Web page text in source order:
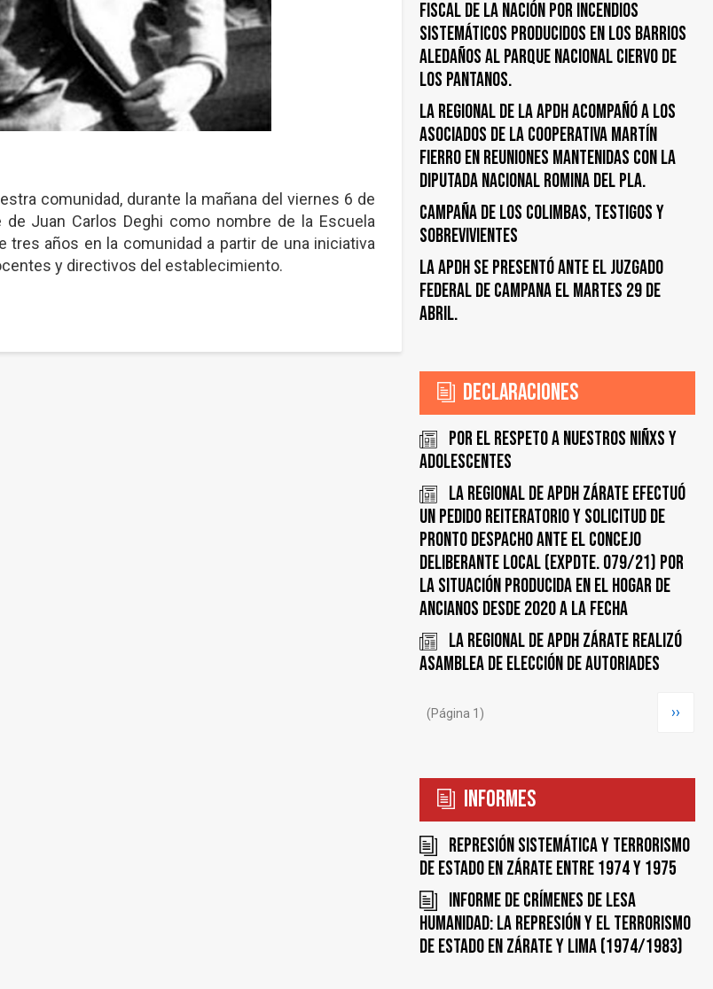
comunidad, durante la mañana del viernes 6 de
Juan Carlos Deghi como nombre de la Escuela
tres años en la comunidad a partir de una iniciativa
y directivos del establecimiento.
FISCAL DE LA NACIÓN POR INCENDIOS
SISTEMÁTICOS PRODUCIDOS EN LOS BARRIOS
ALEDAÑOS AL PARQUE NACIONAL CIERVO DE
LOS PANTANOS.
LA REGIONAL DE LA APDH ACOMPAÑÓ A LOS
ASOCIADOS DE LA COOPERATIVA MARTÍN
FIERRO EN REUNIONES MANTENIDAS CON LA
DIPUTADA NACIONAL ROMINA DEL PLA.
CAMPAÑA DE LOS COLIMBAS, TESTIGOS y
SOBREVIVIENTES
LA APDH SE PRESENTÓ ANTE EL JUZGADO
FEDERAL DE CAMPANA EL MARTES 29 DE
ABRIL.
Declaraciones
Por el respeto a nuestros Niñxs y
adolescentes
LA REGIONAL DE APDH ZÁRATE EFECTUÓ
UN PEDIDO REITERATORIO Y SOLICITUD DE
PRONTO DESPACHO ANTE EL CONCEJO
DELIBERANTE LOCAL (EXPDTE. 079/21) POR
LA SITUACIÓN PRODUCIDA EN EL HOGAR DE
ANCIANOS DESDE 2020 A LA FECHA
LA REGIONAL DE APDH ZÁRATE REALIZÓ
ASAMBLEA DE ELECCIÓN DE AUTORIADES
(Página 1) ››
Informes
Represión sistemática y terrorismo
de estado en Zárate entre 1974 y 1975
Informe de Crímenes de Lesa
Humanidad: la represión y el terrorismo
de Estado en Zárate y Lima (1974/1983)